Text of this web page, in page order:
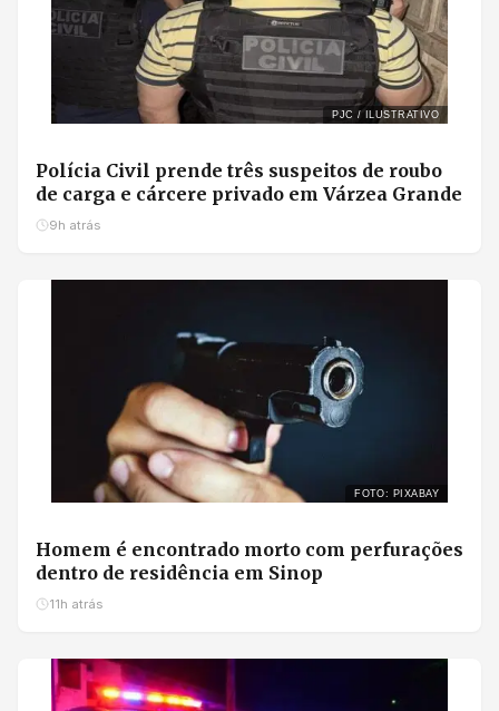
PJC / ILUSTRATIVO
Polícia Civil prende três suspeitos de roubo
de carga e cárcere privado em Várzea Grande
9h atrás
FOTO: PIXABAY
Homem é encontrado morto com perfurações
dentro de residência em Sinop
11h atrás